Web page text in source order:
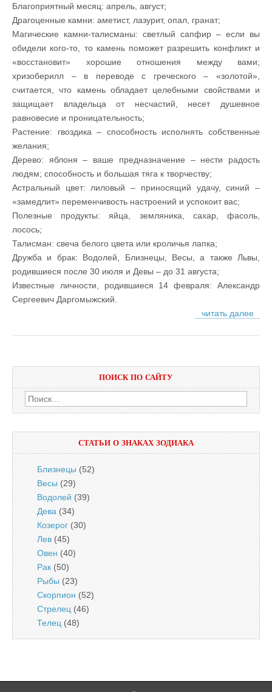
Благоприятный месяц: апрель, август;
Драгоценные камни: аметист, лазурит, опал, гранат;
Магические камни-талисманы: светлый сапфир – если вы
обидели кого-то, то камень поможет разрешить конфликт и
«восстановит» хорошие отношения между вами;
хризоберилл – в переводе с греческого – «золотой»,
считается, что камень обладает целебными свойствами и
защищает владельца от несчастий, несет душевное
равновесие и проницательность;
Растение: гвоздика – способность исполнять собственные
желания;
Дерево: яблоня – ваше предназначение – нести радость
людям; способность и большая тяга к творчеству;
Астральный цвет: лиловый – приносящий удачу, синий –
«замедлит» переменчивость настроений и успокоит вас;
Полезные продукты: яйца, земляника, сахар, фасоль,
лосось;
Талисман: свеча белого цвета или кроличья лапка;
Дружба и брак: Водолей, Близнецы, Весы, а также Львы,
родившиеся после 30 июля и Девы – до 31 августа;
Известные личности, родившиеся 14 февраля: Александр
Сергеевич Даргомыжский.
читать далее
ПОИСК ПО САЙТУ
Найти:
СТАТЬИ О ЗНАКАХ ЗОДИАКА
Близнецы (52)
Весы (29)
Водолей (39)
Дева (34)
Козерог (30)
Лев (45)
Овен (40)
Рак (50)
Рыбы (23)
Скорпион (52)
Стрелец (46)
Телец (48)